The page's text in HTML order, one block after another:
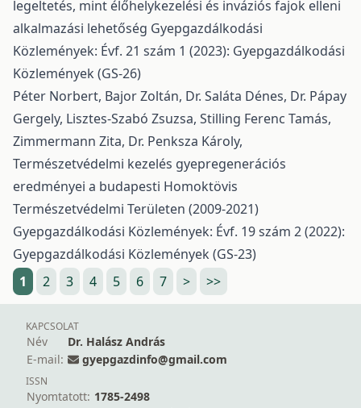
legeltetés, mint élőhelykezelési és inváziós fajok elleni
alkalmazási lehetőség Gyepgazdálkodási
Közlemények: Évf. 21 szám 1 (2023): Gyepgazdálkodási
Közlemények (GS-26)
Péter Norbert, Bajor Zoltán, Dr. Saláta Dénes, Dr. Pápay
Gergely, Lisztes-Szabó Zsuzsa, Stilling Ferenc Tamás,
Zimmermann Zita, Dr. Penksza Károly,
Természetvédelmi kezelés gyepregenerációs
eredményei a budapesti Homoktövis
Természetvédelmi Területen (2009-2021)
Gyepgazdálkodási Közlemények: Évf. 19 szám 2 (2022):
Gyepgazdálkodási Közlemények (GS-23)
1
2 3 4 5 6 7 > >>
KAPCSOLAT
Név
Dr. Halász András
E-mail:
gyepgazdinfo@gmail.com
ISSN
Nyomtatott: 1785-2498